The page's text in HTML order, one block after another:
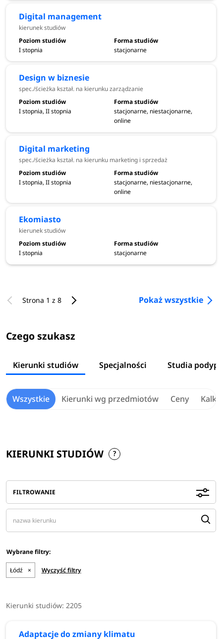
Digital management
kierunek studiów
I stopnia stacjonarne
Design w biznesie
spec./ścieżka kształ. na kierunku zarządzanie
I stopnia, II stopnia
stacjonarne, niestacjonarne,
online
Digital marketing
spec./ścieżka kształ. na kierunku marketing i sprzedaż
I stopnia, II stopnia
stacjonarne, niestacjonarne,
online
Ekomiasto
kierunek studiów
I stopnia stacjonarne
Strona 1 z 8 Pokaż wszystkie
Czego szukasz
Kierunki studiów Specjalności Studia
Wszystkie Kierunki wg przedmiotów Ceny
KIERUNKI STUDIÓW
FILTROWANIE
Łódź × Wyczyść filtry
Kierunki studiów: 2205
Adaptacje do zmiany klimatu